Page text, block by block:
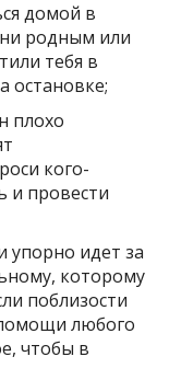
домой в
родным или
тебя в
остановке;
плохо
кого-
и провести
упорно идет за
которому
поблизости
любого
чтобы в